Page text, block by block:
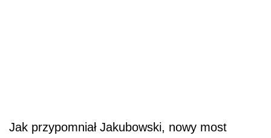
Jak przypomniał Jakubowski, nowy most